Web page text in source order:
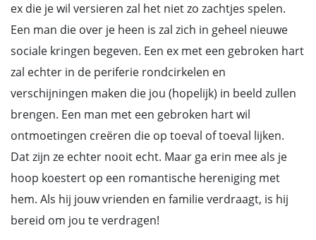
ex die je wil versieren zal het niet zo zachtjes spelen.
Een man die over je heen is zal zich in geheel nieuwe
sociale kringen begeven. Een ex met een gebroken hart
zal echter in de periferie rondcirkelen en
verschijningen maken die jou (hopelijk) in beeld zullen
brengen. Een man met een gebroken hart wil
ontmoetingen creëren die op toeval of toeval lijken.
Dat zijn ze echter nooit echt. Maar ga erin mee als je
hoop koestert op een romantische hereniging met
hem. Als hij jouw vrienden en familie verdraagt, is hij
bereid om jou te verdragen!